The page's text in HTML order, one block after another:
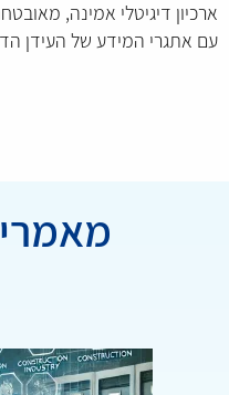
ארכיון דיגיטלי אמינה,
עם אתגרי המידע של העידן